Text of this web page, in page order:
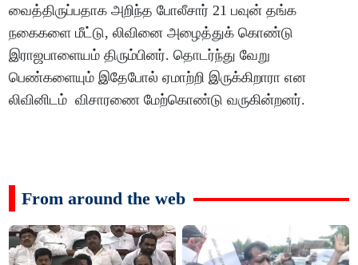
வைத்திருப்பதாக அறிந்த போலீசார் 21 பவுன் தங்க
நகைகளை மீட்டு, லிவினை அழைத்துக் கொண்டு
இராஜபாளையம் திரும்பினர். தொடர்ந்து வேறு
பெண்களையும் இதேபோல் ஏமாற்றி இருக்கிறாரா என
லிவினிடம் விசாரணை மேற்கொண்டு வருகின்றனர்.
From around the web